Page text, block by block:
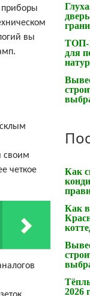
приборы
вы
своим
четкое
ТОП-
для
Как
Как
2026